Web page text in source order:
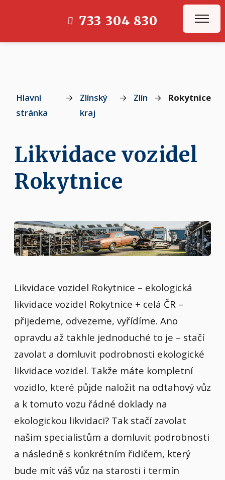
733 304 830
Hlavní
stránka
→
Zlínský
kraj
→ Zlín → Rokytnice
Likvidace vozidel
Rokytnice
Likvidace vozidel Rokytnice – ekologická
likvidace vozidel Rokytnice + celá ČR –
přijedeme, odvezeme, vyřídíme. Ano
opravdu až takhle jednoduché to je – stačí
zavolat a domluvit podrobnosti ekologické
likvidace vozidel. Takže máte kompletní
vozidlo, které půjde naložit na odtahový vůz
a k tomuto vozu řádné doklady na
ekologickou likvidaci? Tak stačí zavolat
našim specialistům a domluvit podrobnosti
a následně s konkrétním řidičem, který
bude mít váš vůz na starosti i termín